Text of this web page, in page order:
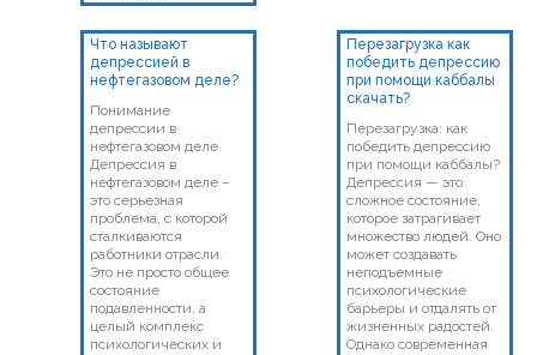
Что называют
депрессией в
нефтегазовом деле?
Понимание
депрессии в
нефтегазовом деле
Депрессия в
нефтегазовом деле –
это серьезная
проблема, с которой
сталкиваются
работники отрасли.
Это не просто общее
состояние
подавленности, а
целый комплекс
психологических и
Перезагрузка как
победить депрессию
при помощи каббалы
скачать?
Перезагрузка: как
победить депрессию
при помощи каббалы?
Депрессия — это
сложное состояние,
которое затрагивает
множество людей. Оно
может создавать
неподъемные
психологические
барьеры и отдалять от
жизненных радостей.
Однако современная